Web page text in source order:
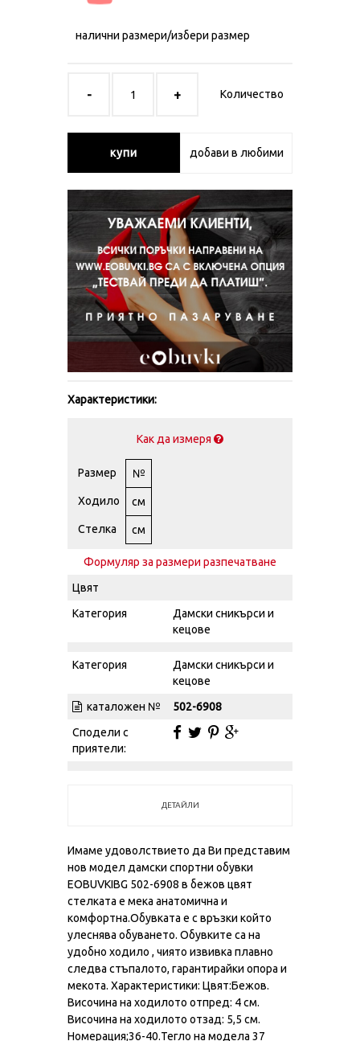
налични размери/избери размер
Количество
купи добави в любими
Характеристики:
Как да измеря
Размер №
Ходило см
Стелка см
Формуляр за размери разпечатване
Цвят
Категория
Дамски сникърси и
кецове
Категория
Дамски сникърси и
кецове
каталожен №
502-6908
Сподели с
приятели:
ДЕТАЙЛИ
Имаме удоволствието да Ви представим
нов модел дамски спортни обувки
EOBUVKIBG 502-6908 в бежов цвят
стелката е мека анатомична и
комфортна.Обувката е с връзки който
улеснява обуването. Обувките са на
удобно ходило , чиято извивка плавно
следва стъпалото, гарантирайки опора и
мекота. Характеристики: Цвят:Бежов.
Височина на ходилото отпред: 4 см.
Височина на ходилото отзад: 5,5 см.
Номерация;36-40.Тегло на модела 37